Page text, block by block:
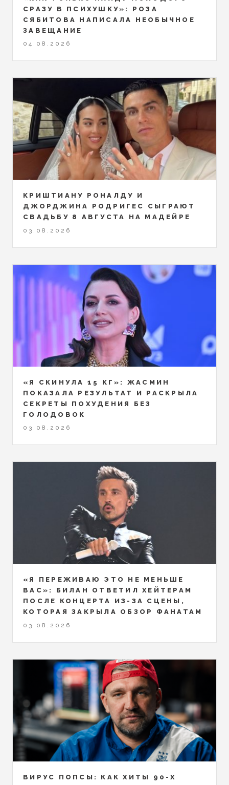
СРАЗУ В ПСИХУШКУ»: РОЗА
СЯБИТОВА НАПИСАЛА НЕОБЫЧНОЕ
ЗАВЕЩАНИЕ
04.08.2026
КРИШТИАНУ РОНАЛДУ И
ДЖОРДЖИНА РОДРИГЕС СЫГРАЮТ
СВАДЬБУ 8 АВГУСТА НА МАДЕЙРЕ
03.08.2026
«Я СКИНУЛА 15 КГ»: ЖАСМИН
ПОКАЗАЛА РЕЗУЛЬТАТ И РАСКРЫЛА
СЕКРЕТЫ ПОХУДЕНИЯ БЕЗ
ГОЛОДОВОК
03.08.2026
«Я ПЕРЕЖИВАЮ ЭТО НЕ МЕНЬШЕ
ВАС»: БИЛАН ОТВЕТИЛ ХЕЙТЕРАМ
ПОСЛЕ КОНЦЕРТА ИЗ-ЗА СЦЕНЫ,
КОТОРАЯ ЗАКРЫЛА ОБЗОР ФАНАТАМ
03.08.2026
ВИРУС ПОПСЫ: КАК ХИТЫ 90-Х